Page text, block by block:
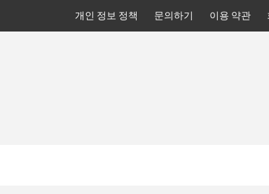
개인 정보 정책 문의하기 이용 약관